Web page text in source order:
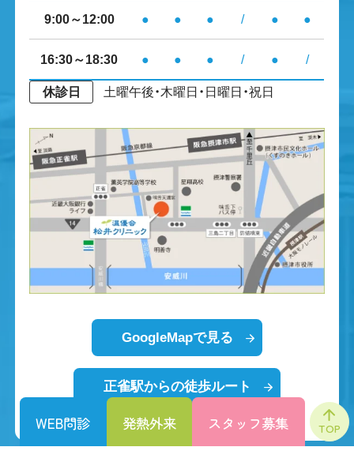
9:00～12:00 ● ● ● / ● ●
16:30～18:30 ● ● ● / ● /
休診日 土曜午後・木曜日・日曜日・祝日
GoogleMapで見る
正雀駅からの徒歩ルート
WEB問診 発熱外来 スタッフ募集 TOP